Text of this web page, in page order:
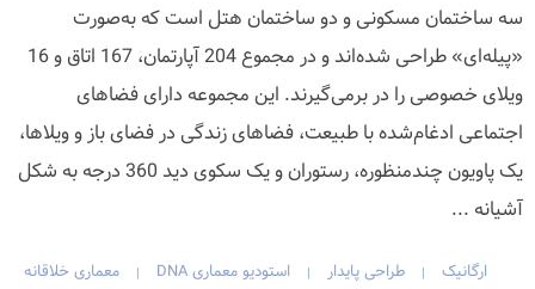
سه ساختمان مسکونی و دو ساختمان هتل است که به‌صورت
«پیله‌ای» طراحی شده‌اند و در مجموع 204 آپارتمان، 167 اتاق و 16
ویلای خصوصی را در بر‌می‌گیرند. این مجموعه دارای فضاهای
اجتماعی ادغام‌شده با طبیعت، فضاهای زندگی در فضای باز و ویلاها،
یک پاویون چندمنظوره، رستوران و یک سکوی دید 360 درجه به شکل
آشیانه ...
ارگانیک | طراحی پایدار | استودیو معماری DNA | معماری خلاقانه